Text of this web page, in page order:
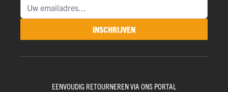
INSCHRIJVEN
EENVOUDIG RETOURNEREN VIA ONS PORTAL